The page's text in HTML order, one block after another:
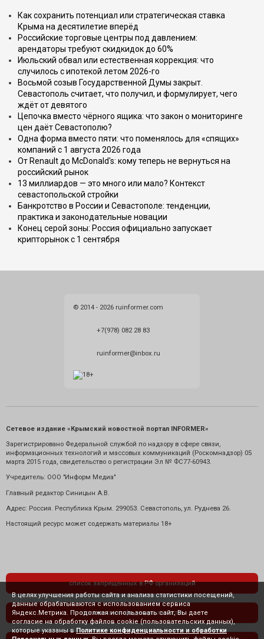
Как сохранить потенциал или стратегическая ставка
Крыма на десятилетие вперёд
Российские торговые центры под давлением:
арендаторы требуют скидкидок до 60%
Июльский обвал или естественная коррекция: что
случилось с ипотекой летом 2026-го
Восьмой созыв Государственной Думы закрыт.
Севастополь считает, что получил, и формулирует, чего
ждёт от девятого
Цепочка вместо чёрного ящика: что закон о мониторинге
цен даёт Севастополю?
Одна форма вместо пяти: что поменялось для «спящих»
компаний с 1 августа 2026 года
От Renault до McDonald's: кому теперь не вернуться на
российский рынок
13 миллиардов — это много или мало? Контекст
севастопольской стройки
Банкротство в России и Севастополе: тенденции,
практика и законодательные новации
Конец серой зоны: Россия официально запускает
крипторынок с 1 сентября
© 2014 - 2026 ruinformer.com
+7(978) 082 28 83
ruinformer@inbox.ru
Сетевое издание «Крымский новостной портал INFORMER»
Зарегистрировано Федеральной службой по надзору в сфере связи,
информационных технологий и массовых коммуникаций (Роскомнадзор) 05
марта 2015 года, свидетельство о регистрации Эл № ФС77-60943.
Учредитель: ООО "Информ Медиа"
Главный редактор Синицын А.В.
Адрес: Россия. Республика Крым. 299053. Севастополь, ул. Руднева 26.
Настоящий ресурс может содержать материалы 18+
список запрещенных в РФ организаций
политика конфиденциальности
В целях улучшения работы сайта и анализа статистики посещений,
данные обрабатываются с использованием сервиса
Яндекс.Метрика. Продолжая использовать сайт, Вы даете
согласие на обработку файлов cookie (пользовательских данных),
которые указаны в Политике конфиденциальности и обработки